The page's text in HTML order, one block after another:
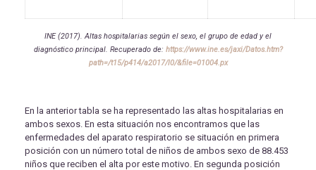
INE (2017). Altas hospitalarias según el sexo, el grupo de edad y el
diagnóstico principal. Recuperado de: https://www.ine.es/jaxi/Datos.htm?
path=/t15/p414/a2017/l0/&file=01004.px
En la anterior tabla se ha representado las altas hospitalarias en
ambos sexos. En esta situación nos encontramos que las
enfermedades del aparato respiratorio se situación en primera
posición con un número total de niños de ambos sexo de 88.453
niños que reciben el alta por este motivo. En segunda posición